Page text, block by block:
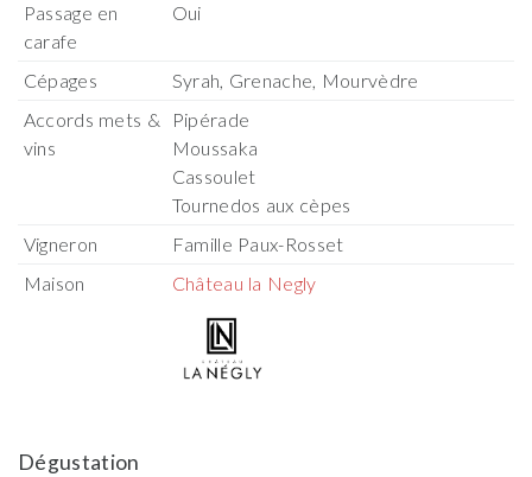
Passage en
carafe
Oui
Cépages
Syrah, Grenache, Mourvèdre
Accords mets &
vins
Pipérade
Moussaka
Cassoulet
Tournedos aux cèpes
Vigneron
Famille Paux-Rosset
Maison
Château la Negly
Dégustation